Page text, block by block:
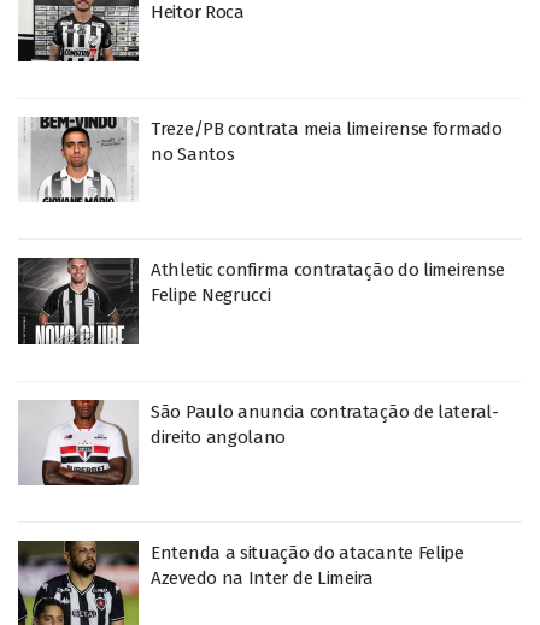
Heitor Roca
Treze/PB contrata meia limeirense formado
no Santos
Athletic confirma contratação do limeirense
Felipe Negrucci
São Paulo anuncia contratação de lateral-
direito angolano
Entenda a situação do atacante Felipe
Azevedo na Inter de Limeira